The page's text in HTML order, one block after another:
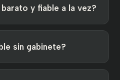
y fiable a la vez?
sin gabinete?